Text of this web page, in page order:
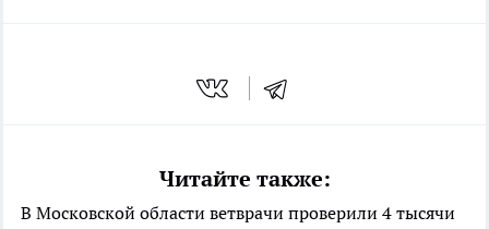
Читайте также:
В Московской области ветврачи проверили 4 тысячи